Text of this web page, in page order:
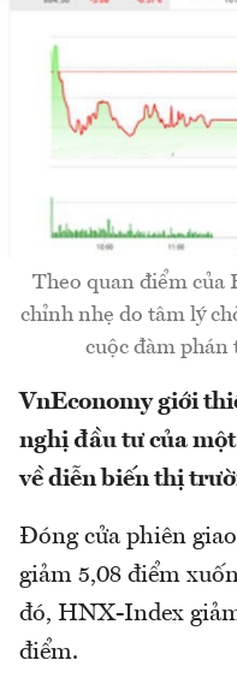
Theo quan điểm của
chỉnh nhẹ do tâm lý
cuộc đàm
VnEconomy giới
nghị đầu tư của
về diễn biến thị
Đóng cửa phiên
giảm 5,08 điểm
đó, HNX-Index
điểm.